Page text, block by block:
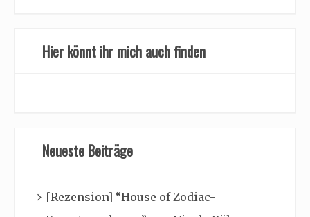
Hier könnt ihr mich auch finden
Neueste Beiträge
[Rezension] “House of Zodiac-